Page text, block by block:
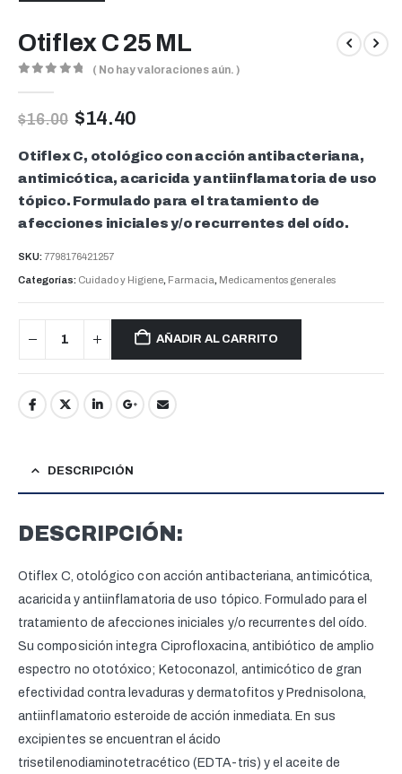
Otiflex C 25 ML
( No hay valoraciones aún. )
$16.00 $14.40
Otiflex C, otológico con acción antibacteriana,
antimicótica, acaricida y antiinflamatoria de uso
tópico. Formulado para el tratamiento de
afecciones iniciales y/o recurrentes del oído.
SKU:7798176421257
Categorías: Cuidado y Higiene, Farmacia, Medicamentos generales
AÑADIR AL CARRITO
DESCRIPCIÓN
DESCRIPCIÓN:
Otiflex C, otológico con acción antibacteriana, antimicótica,
acaricida y antiinflamatoria de uso tópico. Formulado para el
tratamiento de afecciones iniciales y/o recurrentes del oído.
Su composición integra Ciprofloxacina, antibiótico de amplio
espectro no ototóxico; Ketoconazol, antimicótico de gran
efectividad contra levaduras y dermatofitos y Prednisolona,
antiinflamatorio esteroide de acción inmediata. En sus
excipientes se encuentran el ácido
trisetilenodiaminotetracético (EDTA-tris) y el aceite de